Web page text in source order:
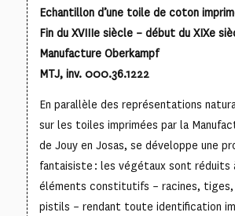
Echantillon d’une toile de coton
Fin du XVIIIe siècle – début du XIXe
Manufacture Oberkampf
MTJ, inv. 000.36.1222
En parallèle des représentations
sur les toiles imprimées par la
de Jouy en Josas, se développe une
fantaisiste : les végétaux sont réduits
éléments constitutifs – racines,
pistils – rendant toute identification